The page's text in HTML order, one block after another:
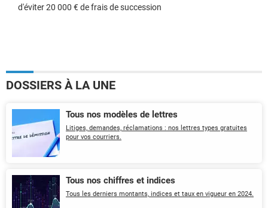
d'éviter 20 000 € de frais de succession
DOSSIERS À LA UNE
Tous nos modèles de lettres
Litiges, demandes, réclamations : nos lettres types gratuites
pour vos courriers.
Tous nos chiffres et indices
Tous les derniers montants, indices et taux en vigueur en 2024.